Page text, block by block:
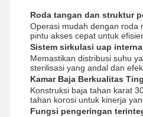
Sterilisasi Autoklaf Horisontal
Mesin Autoklaf Vertikal
Meja Atas Autoclave
Mesin Autoclave Portable
Roda tangan dan struktur
Operasi mudah dengan roda
pintu akses cepat untuk
Sistem sirkulasi uap
Memastikan distribusi suhu
sterilisasi yang andal dan
Kamar Baja Berkualitas
Konstruksi baja tahan karat
tahan korosi untuk kinerja
Fungsi pengeringan